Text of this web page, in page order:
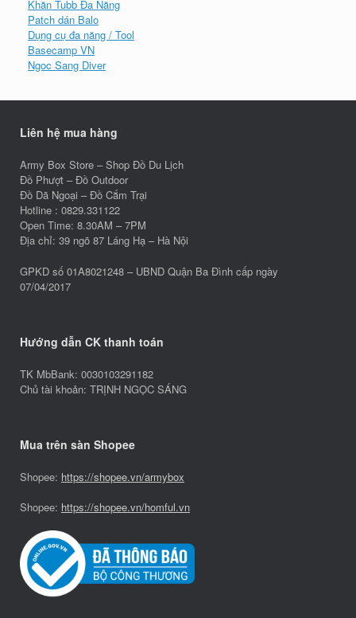
Khăn Tubb Đa Năng
Patch dán Balo
Dụng cụ đa năng / Tool
Basecamp VN
Ngoc Sang Diver
Liên hệ mua hàng
Army Box Store – Shop Đồ Du Lịch
Đồ Phượt – Đồ Outdoor
Đồ Dã Ngoại – Đồ Cắm Trại
Hotline : 0829.331122
Open Time: 8.30AM – 7PM
Địa chỉ: 39 ngõ 87 Láng Hạ – Hà Nội
GPKD số 01A8021248 – UBND Quận Ba Đình cấp ngày
07/04/2017
Hướng dẫn CK thanh toán
TK MbBank: 0030103291182
Chủ tài khoản: TRỊNH NGỌC SÁNG
Mua trên sàn Shopee
Shopee: https://shopee.vn/armybox
Shopee: https://shopee.vn/homful.vn